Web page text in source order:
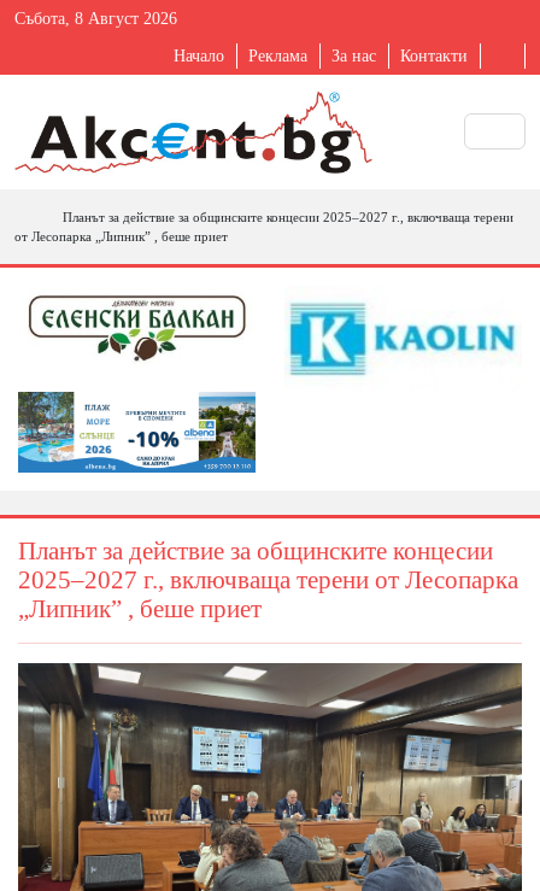
Събота, 8 Август 2026
Начало Реклама За нас Контакти
Планът за действие за общинските концесии 2025–2027 г., включваща терени
от Лесопарка „Липник” , беше приет
Планът за действие за общинските концесии
2025–2027 г., включваща терени от Лесопарка
„Липник” , беше приет